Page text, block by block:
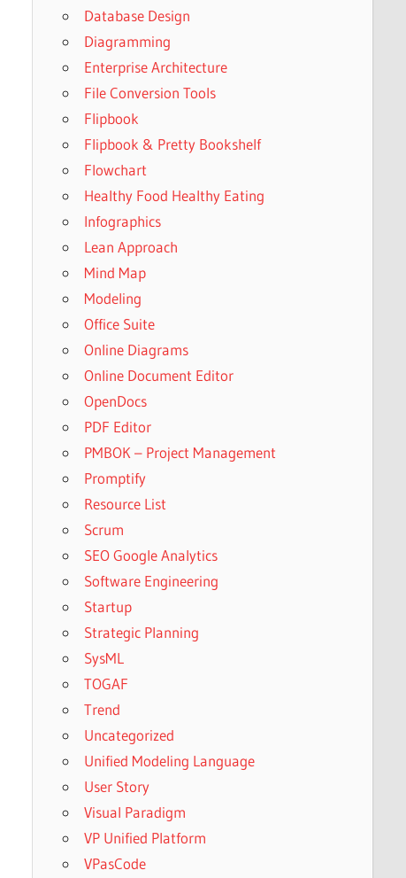
Database Design
Diagramming
Enterprise Architecture
File Conversion Tools
Flipbook
Flipbook & Pretty Bookshelf
Flowchart
Healthy Food Healthy Eating
Infographics
Lean Approach
Mind Map
Modeling
Office Suite
Online Diagrams
Online Document Editor
OpenDocs
PDF Editor
PMBOK – Project Management
Promptify
Resource List
Scrum
SEO Google Analytics
Software Engineering
Startup
Strategic Planning
SysML
TOGAF
Trend
Uncategorized
Unified Modeling Language
User Story
Visual Paradigm
VP Unified Platform
VPasCode